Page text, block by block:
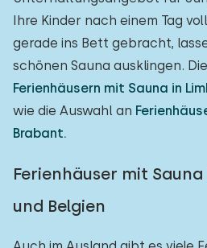
Ihre Kinder nach einem Tag
gerade ins Bett gebracht,
schönen Sauna ausklingen.
Ferienhäusern mit Sauna in
wie die Auswahl an
Brabant.
Ferienhäuser mit
und Belgien